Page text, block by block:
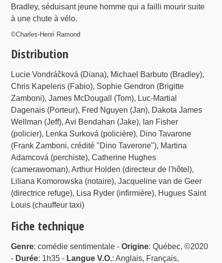
Bradley, séduisant jeune homme qui a failli mourir suite
à une chute à vélo.
©Charles-Henri Ramond
Distribution
Lucie Vondráčková (Diana), Michael Barbuto (Bradley),
Chris Kapeleris (Fabio), Sophie Gendron (Brigitte
Zamboni), James McDougall (Tom), Luc-Martial
Dagenais (Porteur), Fred Nguyen (Jan), Dakota James
Wellman (Jeff), Avi Bendahan (Jake), Ian Fisher
(policier), Lenka Surková (policière), Dino Tavarone
(Frank Zamboni, crédité "Dino Taverone"), Martina
Adamcová (perchiste), Catherine Hughes
(camerawoman), Arthur Holden (directeur de l'hôtel),
Liliana Komorowska (notaire), Jacqueline van de Geer
(directrice refuge), Lisa Ryder (infirmière), Hugues Saint
Louis (chauffeur taxi)
Fiche technique
Genre: comédie sentimentale -Origine: Québec, ©2020
- Durée: 1h35 - Langue V.O.: Anglais, Français,